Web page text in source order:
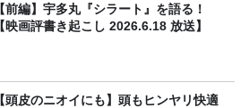
【前編】宇多丸『シラート』を語る！
【映画評書き起こし 2026.6.18 放送】
【頭皮のニオイにも】頭もヒンヤリ快適